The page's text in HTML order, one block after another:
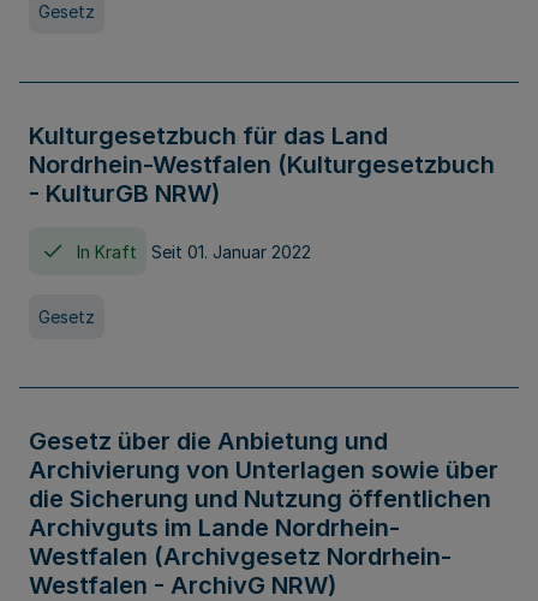
Gesetz
Kulturgesetzbuch für das Land
Nordrhein-Westfalen (Kulturgesetzbuch
- KulturGB NRW)
In Kraft Seit 01. Januar 2022
Gesetz
Gesetz über die Anbietung und
Archivierung von Unterlagen sowie über
die Sicherung und Nutzung öffentlichen
Archivguts im Lande Nordrhein-
Westfalen (Archivgesetz Nordrhein-
Westfalen - ArchivG NRW)